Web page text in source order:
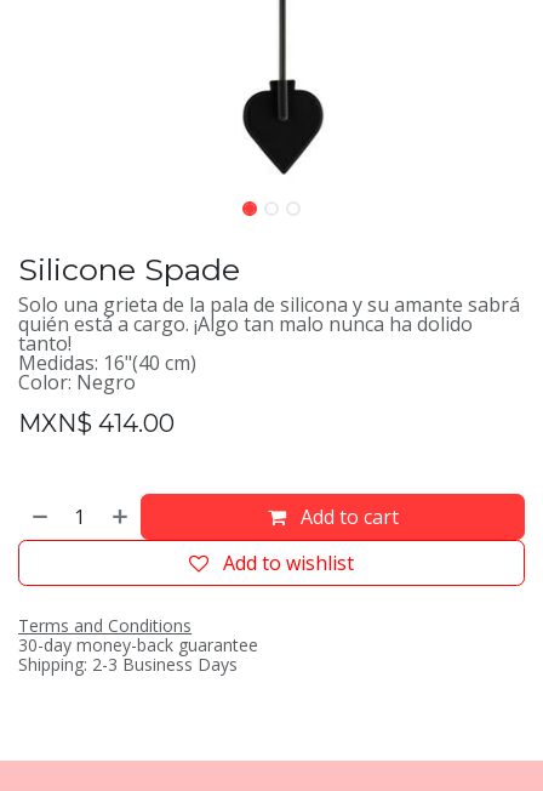
Silicone Spade
Solo una grieta de la pala de silicona y su amante sabrá
quién está a cargo. ¡Algo tan malo nunca ha dolido
tanto!
Medidas: 16"(40 cm)
Color: Negro
MXN$ 414.00
Add to cart
Add to wishlist
Terms and Conditions
30-day money-back guarantee
Shipping: 2-3 Business Days